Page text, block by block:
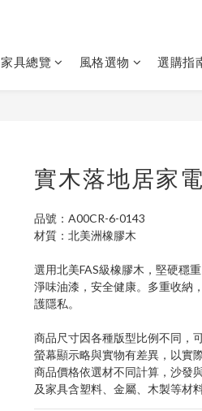
家具總覽 風格選物 選購指
實木落地居家
品號：A00CR-6-0143
材質：北美洲橡膠木
選用北美FAS級橡膠木，堅硬穩
淨味油漆，安全健康。多重收納
護隱私。
商品尺寸因各種版型比例不同，
螢幕顯示略與實物有差異，以實
商品價格依選材不同計算，沙發
及家具含塑料、金屬、木製等材料